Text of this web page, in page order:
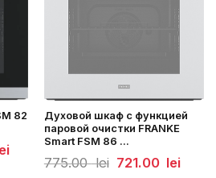
82
Текущая
цена:
644.00
Духовой шкаф с функцией
паровой очистки FRANKE
Smart FSM 86 ...
775.00lei Первоначальная
цена
721.00 leiцена: